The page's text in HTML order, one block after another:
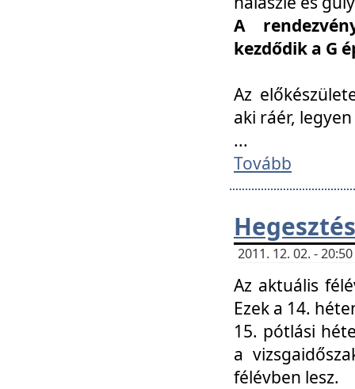
A
kezdődik a G
Az
aki ráér,
...
Tovább
2011. 12. 02. -
Az aktuális
Ezek a 14.
15. pótlási
a
félévben lesz.